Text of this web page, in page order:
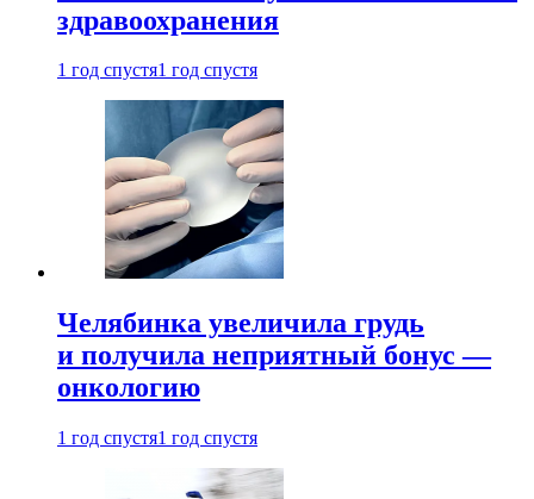
здравоохранения
1 год спустя1 год спустя
Челябинка увеличила грудь
и получила неприятный бонус —
онкологию
1 год спустя1 год спустя